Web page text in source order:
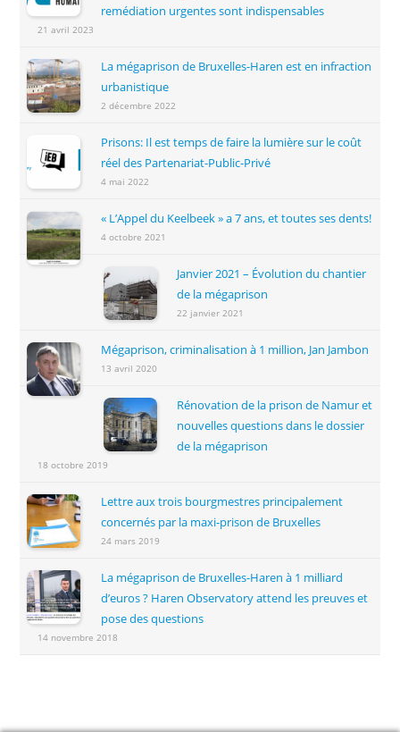
remédiation urgentes sont indispensables
21 avril 2023
La mégaprison de Bruxelles-Haren est en infraction
urbanistique
2 décembre 2022
Prisons: Il est temps de faire la lumière sur le coût
réel des Partenariat-Public-Privé
4 mai 2022
« L’Appel du Keelbeek » a 7 ans, et toutes ses dents!
4 octobre 2021
Janvier 2021 – Évolution du chantier
de la mégaprison
22 janvier 2021
Mégaprison, criminalisation à 1 million, Jan Jambon
13 avril 2020
Rénovation de la prison de Namur et
nouvelles questions dans le dossier
de la mégaprison
18 octobre 2019
Lettre aux trois bourgmestres principalement
concernés par la maxi-prison de Bruxelles
24 mars 2019
La mégaprison de Bruxelles-Haren à 1 milliard
d’euros ? Haren Observatory attend les preuves et
pose des questions
14 novembre 2018